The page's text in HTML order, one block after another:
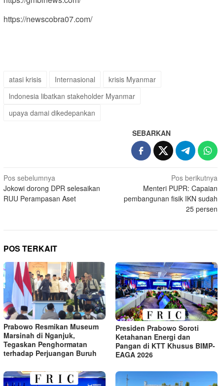
https://newscobra07.com/
atasi krisis Internasional
krisis Myanmar
lndonesia libatkan stakeholder Myanmar
upaya damai dikedepankan
SEBARKAN
Navigasi
pos
Pos sebelumnya
Jokowi dorong DPR selesaikan
RUU Perampasan Aset
Pos berikutnya
Menteri PUPR: Capaian
pembangunan fisik IKN sudah
25 persen
POS TERKAIT
Prabowo Resmikan Museum
Marsinah di Nganjuk,
Tegaskan Penghormatan
terhadap Perjuangan Buruh
Presiden Prabowo Soroti
Ketahanan Energi dan
Pangan di KTT Khusus BIMP-
EAGA 2026